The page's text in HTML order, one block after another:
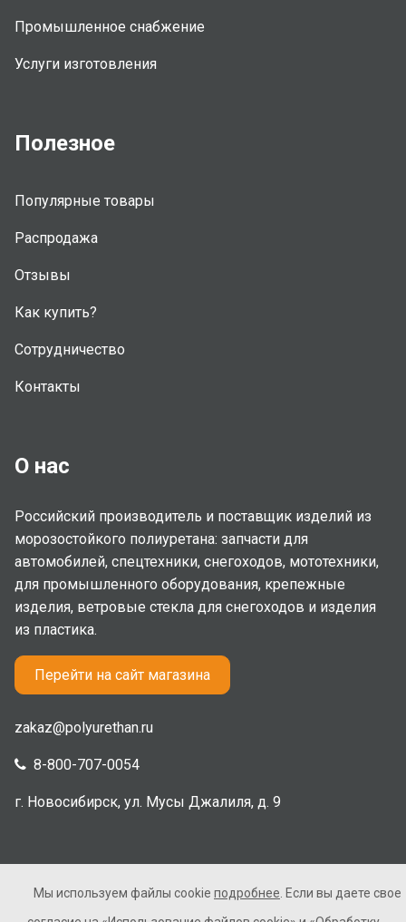
Промышленное снабжение
Услуги изготовления
Полезное
Популярные товары
Распродажа
Отзывы
Как купить?
Сотрудничество
Контакты
О нас
Российский производитель и поставщик изделий из
морозостойкого полиуретана: запчасти для
автомобилей, спецтехники, снегоходов, мототехники,
для промышленного оборудования, крепежные
изделия, ветровые стекла для снегоходов и изделия
из пластика.
Перейти на сайт магазина
zakaz@polyurethan.ru
8-800-707-0054
г. Новосибирск, ул. Мусы Джалиля, д. 9
2005-2026 © Полиуретан. Все права защищены. Не
Мы используем файлы cookie подробнее . Если вы даете свое